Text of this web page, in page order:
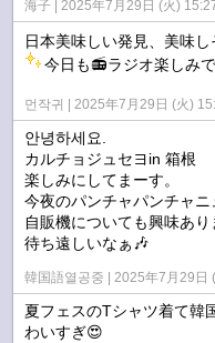
海子 2025年7月29日 (火)
日本美味しい発見、美味
今日も📻ラジオ楽しみ
먼작귀 2025年7月29日 (火)
안녕하세요.
カルチョジュセヨin 箱根
楽しみにしてまーす。
今夜のパンチャパンチャニ
自販機についても興味あり
待ち遠しいなぁ🎶
韓国語열공중 2025年7月29日
夏フェスのTシャツ着て
わいすぎ😍